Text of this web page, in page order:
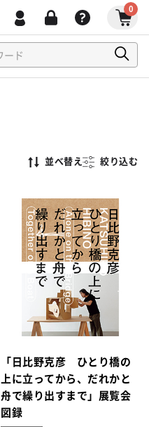
0
並べ替え 絞り込む
「日比野克彦 ひとり橋の
上に立ってから、だれかと
舟で繰り出すまで」展覧会
図録